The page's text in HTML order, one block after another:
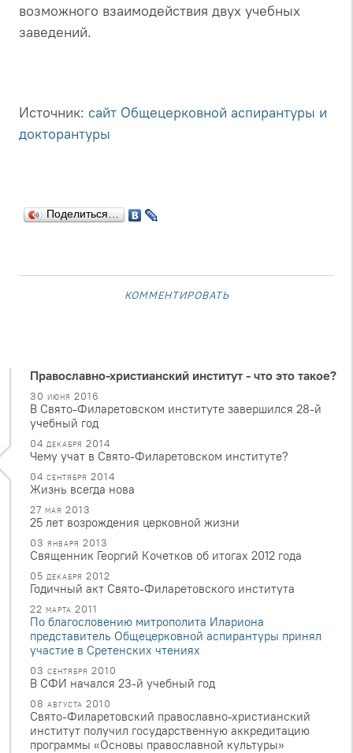
возможного взаимодействия двух учебных
заведений.
Источник: сайт Общецерковной аспирантуры и
докторантуры
Поделиться…
комментировать
Православно-христианский институт - что это такое?
30 июня 2016
В Свято-Филаретовском институте завершился 28-й
учебный год
04 декабря 2014
Чему учат в Свято-Филаретовском институте?
04 сентября 2014
Жизнь всегда нова
27 мая 2013
25 лет возрождения церковной жизни
03 января 2013
Священник Георгий Кочетков об итогах 2012 года
05 декабря 2012
Годичный акт Свято-Филаретовского института
22 марта 2011
По благословению митрополита Илариона
представитель Общецерковной аспирантуры принял
участие в Сретенских чтениях
03 сентября 2010
В СФИ начался 23-й учебный год
08 августа 2010
Свято-Филаретовский православно-христианский
институт получил государственную аккредитацию
программы «Основы православной культуры»